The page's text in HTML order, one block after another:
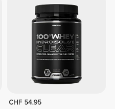
CHF 54.95